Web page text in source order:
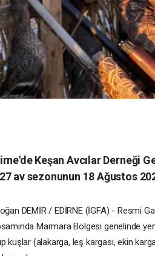
Keşan Avcılar Derneği
av sezonunun 18 Ağustos
DEMİR / EDİRNE (İGFA) - Resmi
Marmara Bölgesi genelinde
kuşlar (alakarga, leş kargası, ekin